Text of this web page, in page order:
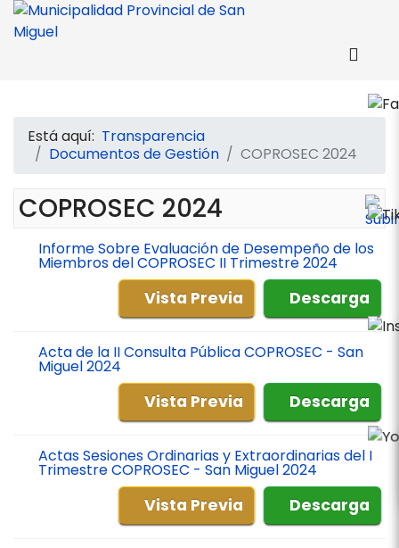
Está aquí: Transparencia
Documentos de Gestión
COPROSEC 2024
COPROSEC 2024
Informe Sobre Evaluación de Desempeño de los
Miembros del COPROSEC II Trimestre 2024
Descarga
Vista Previa
Acta de la II Consulta Pública COPROSEC - San
Miguel 2024
Descarga
Vista Previa
Actas Sesiones Ordinarias y Extraordinarias del I
Trimestre COPROSEC - San Miguel 2024
Descarga
Vista Previa